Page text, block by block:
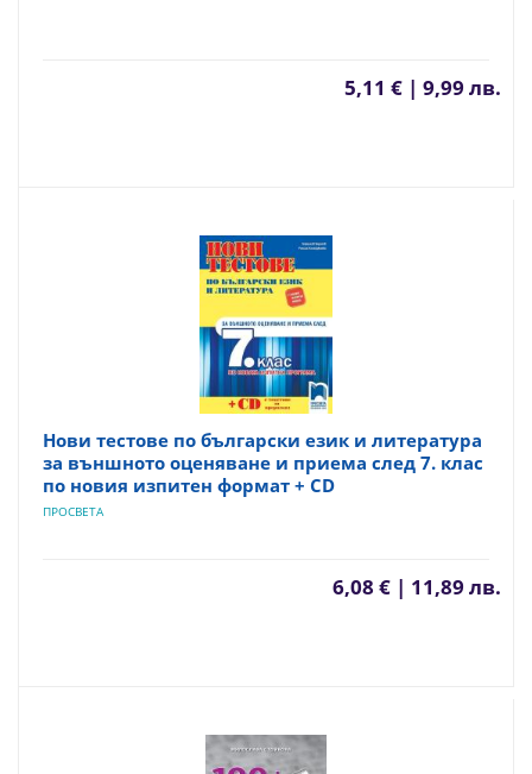
5,11 € | 9,99 лв.
Нови тестове по български език и литература
за външното оценяване и приема след 7. клас
по новия изпитен формат + CD
ПРОСВЕТА
6,08 € | 11,89 лв.